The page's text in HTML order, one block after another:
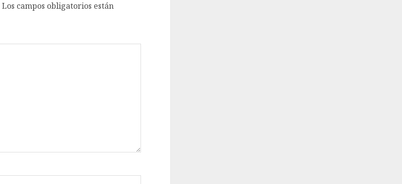
Los campos obligatorios están